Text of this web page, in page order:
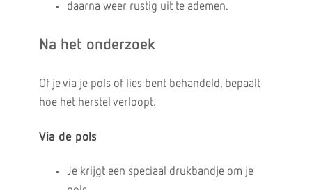
daarna weer rustig uit te ademen.
Na het onderzoek
Of je via je pols of lies bent behandeld, bepaalt
hoe het herstel verloopt.
Via de pols
Je krijgt een speciaal drukbandje om je